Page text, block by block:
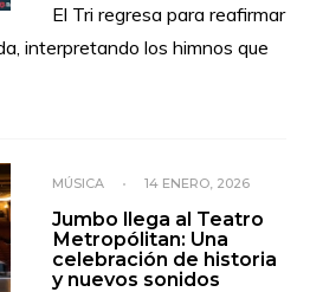
El Tri regresa para reafirmar
interpretando los himnos que
MÚSICA • 14 ENERO, 2026
Jumbo llega al Teatro
Metropólitan: Una
celebración de historia
y nuevos sonidos